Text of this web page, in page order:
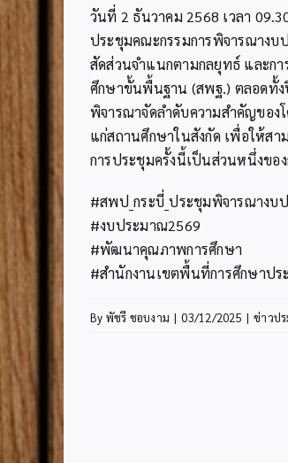
วันที่ 2 ธันวาคม 2568 เวลา
ประชุมคณะกรรมการพิจารณาง
สัดส่วนจำแนกตามกลยุทธ์ และกา
ศึกษาขั้นพื้นฐาน (สพฐ.) ตลอดทั้ง
พิจารณาจัดลำดับความสำคัญของ
แก่สถานศึกษาในสังกัด เพื่อให้ส
การประชุมครั้งนี้เป็นส่วนหนึ่งขอ
#สพป_กระบี่_ประชุมพิจารณางบ
#งบประมาณ2569
#พัฒนาคุณภาพการศึกษา
#สำนักงานเขตพื้นที่การศึกษาปร
By พัชรี ชอบงาม | 03/12/2025 | ข่าวป